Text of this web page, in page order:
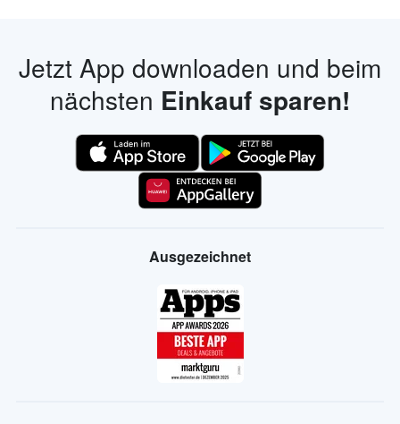
Jetzt App downloaden und beim
nächsten Einkauf sparen!
Ausgezeichnet